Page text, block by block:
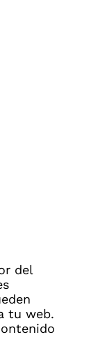
del
tu web.